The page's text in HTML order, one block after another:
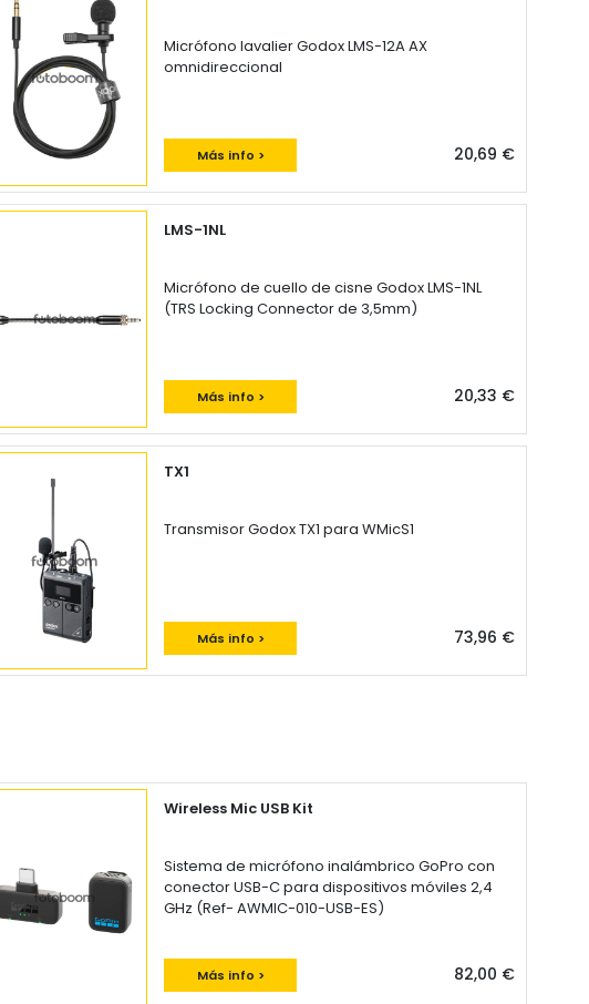
Micrófono lavalier Godox LMS-12A AX
omnidireccional
Más info > 20,69 €
LMS-1NL
Micrófono de cuello de cisne Godox LMS-1NL
(TRS Locking Connector de 3,5mm)
Más info > 20,33 €
TX1
Transmisor Godox TX1 para WMicS1
Más info > 73,96 €
Wireless Mic USB Kit
Sistema de micrófono inalámbrico GoPro con
conector USB-C para dispositivos móviles 2,4
GHz (Ref- AWMIC-010-USB-ES)
Más info > 82,00 €